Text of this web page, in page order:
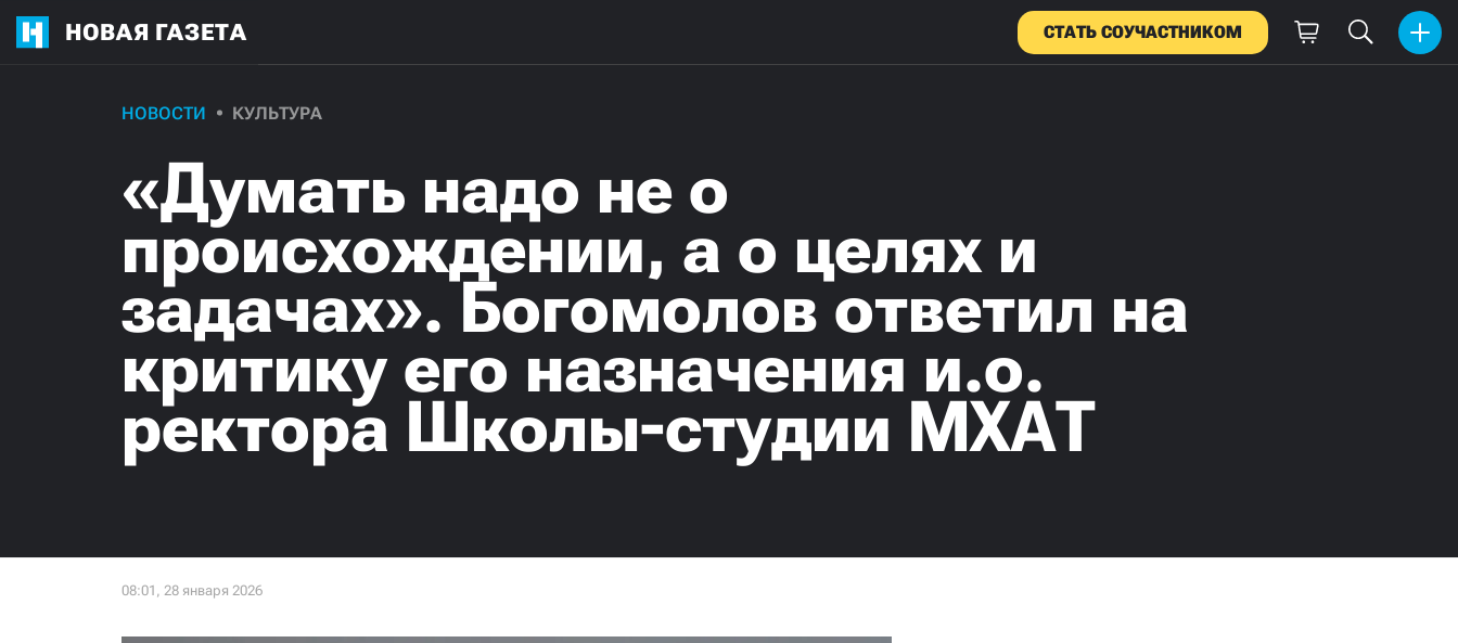
НОВАЯ ГАЗЕТА СТАТЬ СОУЧАСТНИКОМ
НОВОСТИ КУЛЬТУРА
«Думать надо не о
происхождении, а о целях и
задачах». Богомолов ответил на
критику его назначения и.о.
ректора Школы-студии МХАТ